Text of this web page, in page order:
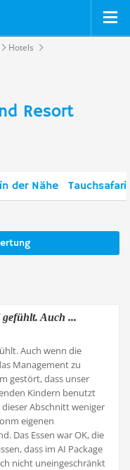
Hotels
Resort
der Nähe
gefühlt. Auch ...
Auch wenn die
Management zu
gestört, dass unser
Kindern benutzt
Abschnitt weniger
eigenen
Das Essen war OK, die
dass im AI Package
nicht uneingeschränkt